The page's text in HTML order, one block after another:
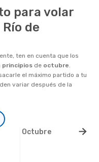
para volar
de
ten en cuenta que los
principios de octubre.
el máximo partido a tu
variar después de la
Octubre